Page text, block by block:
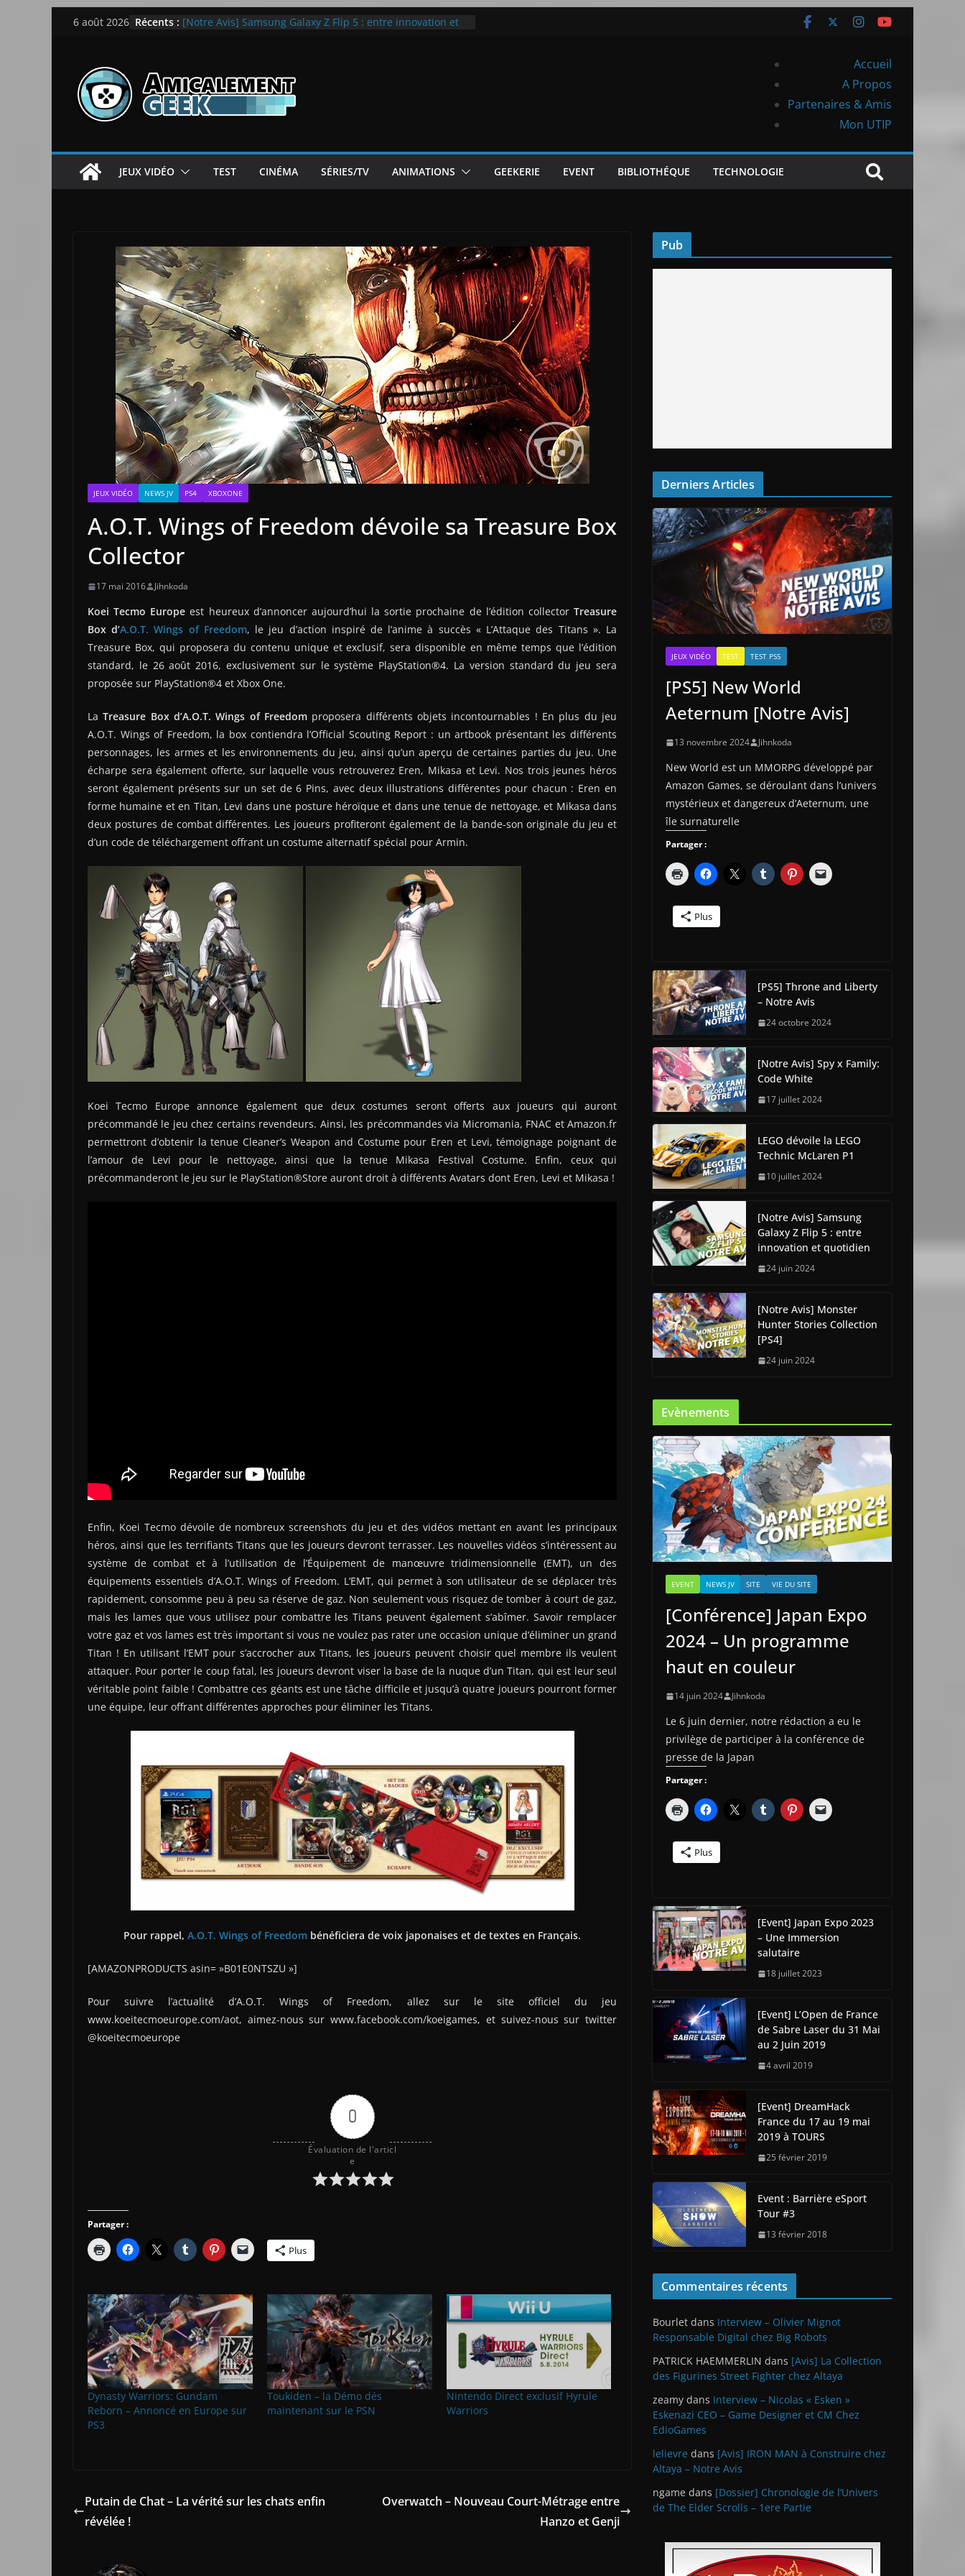
Passer6 août 2026 Récents : LEGO dévoile la LEGO Technic McLaren P1
[PS5] Throne and Liberty – Notre Avis
[Notre Avis] Spy x Family: Code White
Accueil
A Propos
Partenaires & Amis
Mon UTIP
JEUX VIDÉO TEST CINÉMA SÉRIES/TV ANIMATIONS GEEKERIE EVENT BIBLIOTHÉQUE TECHNOLOGIE
JEUX VIDÉO NEWS JV PS4 XBOXONE
A.O.T. Wings of Freedom dévoile sa Treasure Box
Collector
17 mai 2016 Jihnkoda
Koei Tecmo Europe est heureux d’annoncer aujourd’hui la sortie prochaine de l’édition collectorTreasure
Box d’A.O.T. Wings of Freedom, le jeu d’action inspiré de l’anime à succès « L’Attaque des Titans ». La
Treasure Box, qui proposera du contenu unique et exclusif, sera disponible en même temps que l’édition
standard, le 26 août 2016, exclusivement sur le système PlayStation®4. La version standard du jeu sera
proposée sur PlayStation®4 et Xbox One.
LaTreasure Box d’A.O.T. Wings of Freedom proposera différents objets incontournables ! En plus du jeu
A.O.T. Wings of Freedom, la box contiendra l’Official Scouting Report : un artbook présentant les différents
personnages, les armes et les environnements du jeu, ainsi qu’un aperçu de certaines parties du jeu. Une
écharpe sera également offerte, sur laquelle vous retrouverez Eren, Mikasa et Levi. Nos trois jeunes héros
seront également présents sur un set de 6 Pins, avec deux illustrations différentes pour chacun : Eren en
forme humaine et en Titan, Levi dans une posture héroïque et dans une tenue de nettoyage, et Mikasa dans
deux postures de combat différentes. Les joueurs profiteront également de la bande-son originale du jeu et
d’un code de téléchargement offrant un costume alternatif spécial pour Armin.
Koei Tecmo Europe annonce également que deux costumes seront offerts aux joueurs qui auront
précommandé le jeu chez certains revendeurs. Ainsi, les précommandes via Micromania, FNAC et Amazon.fr
permettront d’obtenir la tenue Cleaner’s Weapon and Costume pour Eren et Levi, témoignage poignant de
l’amour de Levi pour le nettoyage, ainsi que la tenue Mikasa Festival Costume. Enfin, ceux qui
précommanderont le jeu sur le PlayStation®Store auront droit à différents Avatars dont Eren, Levi et Mikasa !
Enfin, Koei Tecmo dévoile de nombreux screenshots du jeu et des vidéos mettant en avant les principaux
héros, ainsi que les terrifiants Titans que les joueurs devront terrasser. Les nouvelles vidéos s’intéressent au
système de combat et à l’utilisation de l’Équipement de manœuvre tridimensionnelle (EMT), un des
équipements essentiels d’A.O.T. Wings of Freedom. L’EMT, qui permet à son utilisateur de se déplacer très
rapidement, consomme peu à peu sa réserve de gaz. Non seulement vous risquez de tomber à court de gaz,
mais les lames que vous utilisez pour combattre les Titans peuvent également s’abîmer. Savoir remplacer
votre gaz et vos lames est très important si vous ne voulez pas rater une occasion unique d’éliminer un grand
Titan ! En utilisant l’EMT pour s’accrocher aux Titans, les joueurs peuvent choisir quel membre ils veulent
attaquer. Pour porter le coup fatal, les joueurs devront viser la base de la nuque d’un Titan, qui est leur seul
véritable point faible ! Combattre ces géants est une tâche difficile et jusqu’à quatre joueurs pourront former
une équipe, leur offrant différentes approches pour éliminer les Titans.
Pour rappel, A.O.T. Wings of Freedom bénéficiera de voix japonaises et de textes en Français.
[AMAZONPRODUCTS asin= »B01E0NTSZU »]
Pour suivre l’actualité d’A.O.T. Wings of Freedom, allez sur le site officiel du jeu
www.koeitecmoeurope.com/aot, aimez-nous sur www.facebook.com/koeigames, et suivez-nous sur twitter
@koeitecmoeurope
0
Évaluation de l'articl
e
Partager :
Plus
Dynasty Warriors: Gundam
Reborn – Annoncé en Europe sur
PS3
Toukiden – la Démo dés
maintenant sur le PSN
Nintendo Direct exclusif Hyrule
Warriors
Putain de Chat – La vérité sur les chats enfin
révélée !
Overwatch – Nouveau Court-Métrage entre
Hanzo et Genji
Pub
Derniers Articles
JEUX VIDÉO TEST TEST PS5
[PS5] New World
Aeternum [Notre Avis]
13 novembre 2024 Jihnkoda
New World est un MMORPG développé par
Amazon Games, se déroulant dans l’univers
mystérieux et dangereux d’Aeternum, une
île surnaturelle
Partager :
Plus
[PS5] Throne and Liberty
– Notre Avis
24 octobre 2024
[Notre Avis] Spy x Family:
Code White
17 juillet 2024
LEGO dévoile la LEGO
Technic McLaren P1
10 juillet 2024
[Notre Avis] Samsung
Galaxy Z Flip 5 : entre
innovation et quotidien
24 juin 2024
[Notre Avis] Monster
Hunter Stories Collection
[PS4]
24 juin 2024
Evènements
EVENT NEWS JV SITE VIE DU SITE
[Conférence] Japan Expo
2024 – Un programme
haut en couleur
14 juin 2024 Jihnkoda
Le 6 juin dernier, notre rédaction a eu le
privilège de participer à la conférence de
presse de la Japan
Partager :
Plus
[Event] Japan Expo 2023
– Une Immersion
salutaire
18 juillet 2023
[Event] L’Open de France
de Sabre Laser du 31 Mai
au 2 Juin 2019
4 avril 2019
[Event] DreamHack
France du 17 au 19 mai
2019 à TOURS
25 février 2019
Event : Barrière eSport
Tour #3
13 février 2018
Commentaires récents
Bourlet dans Interview – Olivier Mignot
Responsable Digital chez Big Robots
PATRICK HAEMMERLIN dans [Avis] La Collection
des Figurines Street Fighter chez Altaya
zeamy dans Interview – Nicolas « Esken »
Eskenazi CEO – Game Designer et CM Chez
EdioGames
lelievre dans [Avis] IRON MAN à Construire chez
Altaya – Notre Avis
ngame dans [Dossier] Chronologie de l’Univers
de The Elder Scrolls – 1ere Partie